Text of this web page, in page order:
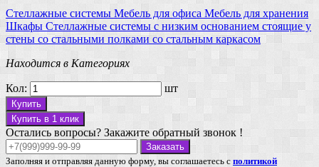
Стеллажные системы Мебель для офиса Мебель для хранения
Шкафы Стеллажные системы с низким основанием стоящие у
стены со стальными полками со стальным каркасом
Находится в Категориях
Кол: шт
Купить
Купить в 1 клик
Остались вопросы? Закажите обратный звонок !
Заказать
Заполняя и отправляя данную форму, вы соглашаетесь с политикой